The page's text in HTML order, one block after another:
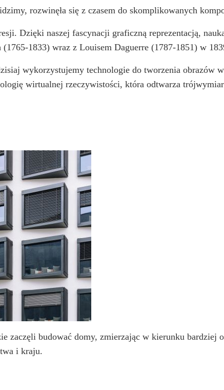
rozwinęła się z czasem do skomplikowanych
Dzięki naszej fascynacji graficzną reprezentacją,
(1765-1833) wraz z Louisem Daguerre (1787-1851) w
wykorzystujemy technologie do tworzenia obrazów
wirtualnej rzeczywistości, która odtwarza
zaczęli budować domy, zmierzając w kierunku bardziej
i kraju.